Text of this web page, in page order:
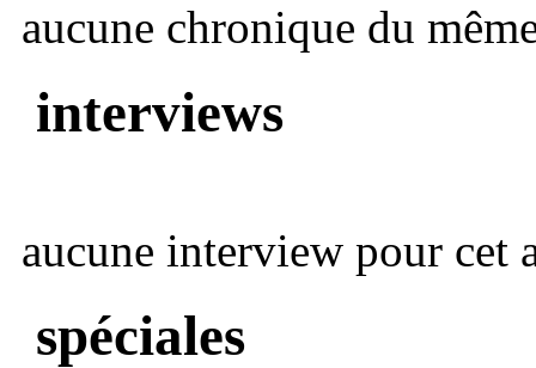
aucune chronique du
interviews
aucune interview pour cet
spéciales